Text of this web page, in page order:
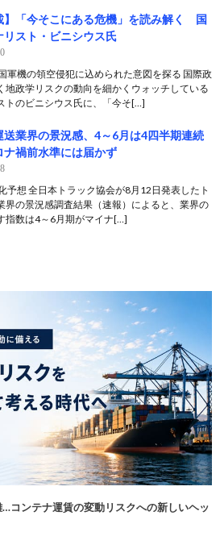
】「今そこにある危機」を読み解く 国
リスト・ビニシウス氏
軍機の領空侵犯に込められた意図を探る 国際政
地政学リスクの動向を細かくウォッチしている
トのビニシウス氏に、「今そ[…]
送業界の景況感、4～6月は4四半期連続
ナ禍前水準には届かず
予想 全日本トラック協会が8月12日発表したト
界の景況感調査結果（速報）によると、業界の
指数は4～6月期がマイナ[…]
コンテナ運賃の変動リスクへの新しいヘッ